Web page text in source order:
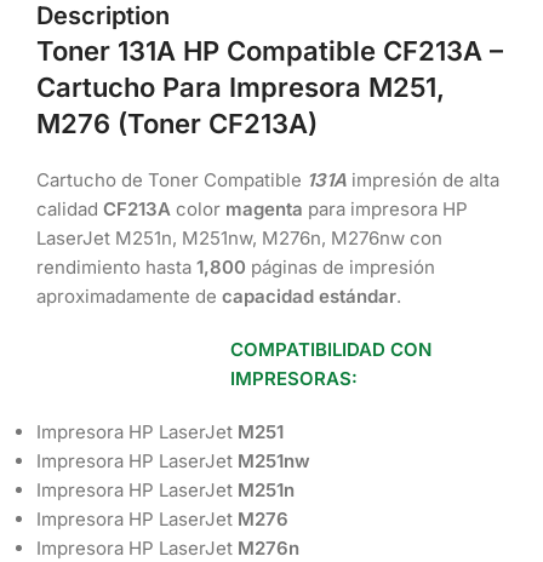
Description
Toner 131A HP Compatible CF213A –
Cartucho Para Impresora M251,
M276 (Toner CF213A)
Cartucho de Toner Compatible 131A impresión de alta
calidad CF213A color magenta para impresora HP
LaserJet M251n, M251nw, M276n, M276nw con
rendimiento hasta 1,800 páginas de impresión
aproximadamente de capacidad estándar.
COMPATIBILIDAD CON
IMPRESORAS:
Impresora HP LaserJet M251
Impresora HP LaserJet M251nw
Impresora HP LaserJet M251n
Impresora HP LaserJet M276
Impresora HP LaserJet M276n